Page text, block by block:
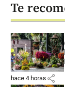
Te
hace 4 horas share